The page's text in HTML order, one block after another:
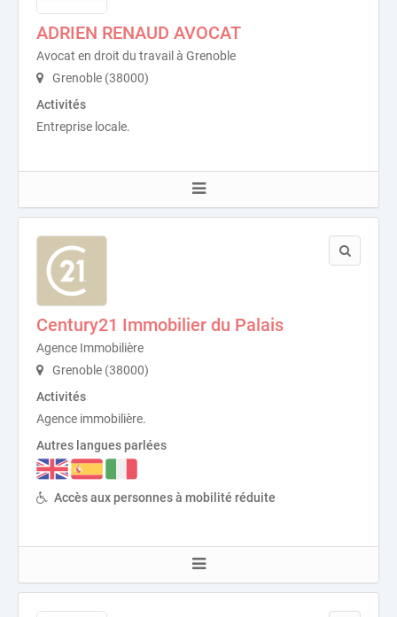
ADRIEN RENAUD AVOCAT
Avocat en droit du travail à Grenoble
Grenoble (38000)
Activités
Entreprise locale.
Century21 Immobilier du Palais
Agence Immobilière
Grenoble (38000)
Activités
Agence immobilière.
Autres langues parlées
Accès aux personnes à mobilité réduite